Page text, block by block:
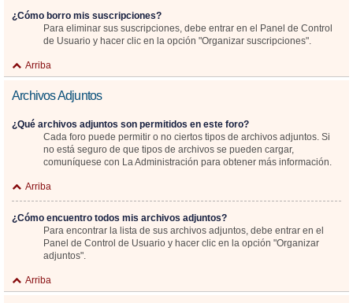
¿Cómo borro mis suscripciones?
Para eliminar sus suscripciones, debe entrar en el Panel de Control
de Usuario y hacer clic en la opción "Organizar suscripciones".
Arriba
Archivos Adjuntos
¿Qué archivos adjuntos son permitidos en este foro?
Cada foro puede permitir o no ciertos tipos de archivos adjuntos. Si
no está seguro de que tipos de archivos se pueden cargar,
comuníquese con La Administración para obtener más información.
Arriba
¿Cómo encuentro todos mis archivos adjuntos?
Para encontrar la lista de sus archivos adjuntos, debe entrar en el
Panel de Control de Usuario y hacer clic en la opción "Organizar
adjuntos".
Arriba